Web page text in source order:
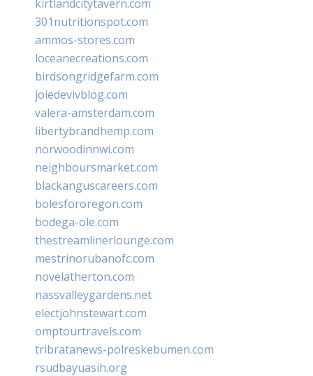
kirtlandcitytavern.com
301nutritionspot.com
ammos-stores.com
loceanecreations.com
birdsongridgefarm.com
joiedevivblog.com
valera-amsterdam.com
libertybrandhemp.com
norwoodinnwi.com
neighboursmarket.com
blackanguscareers.com
bolesfororegon.com
bodega-ole.com
thestreamlinerlounge.com
mestrinorubanofc.com
novelatherton.com
nassvalleygardens.net
electjohnstewart.com
omptourtravels.com
tribratanews-polreskebumen.com
rsudbayuasih.org